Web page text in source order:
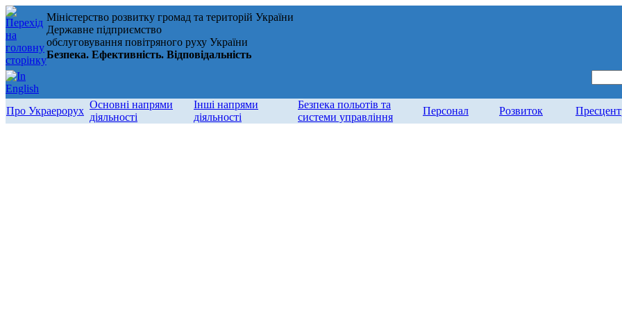
Міністерство розвитку громад та територій України
Державне підприємство
обслуговування повітряного руху України
Безпека. Ефективність. Відповідальність
Про Украерорух
Основні напрями
діяльності
Інші напрями
діяльності
Безпека польотів та
системи управління
Персонал Розвиток